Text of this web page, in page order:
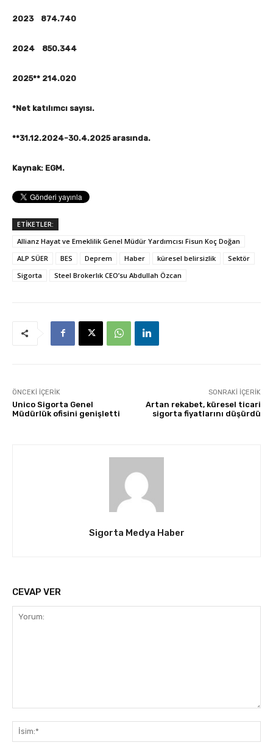
2023 874.740
2024 850.344
2025** 214.020
*Net katılımcı sayısı.
**31.12.2024-30.4.2025 arasında.
Kaynak: EGM.
ETİKETLER:
Allianz Hayat ve Emeklilik Genel Müdür Yardımcısı Fisun Koç Doğan
ALP SÜER
BES Deprem Haber küresel belirsizlik
Sektör
Sigorta
Steel Brokerlık CEO’su Abdullah Özcan
ÖNCEKI İÇERIK
Unico Sigorta Genel
Müdürlük ofisini genişletti
SONRAKI İÇERIK
Artan rekabet, küresel ticari
sigorta fiyatlarını düşürdü
Sigorta Medya Haber
CEVAP VER